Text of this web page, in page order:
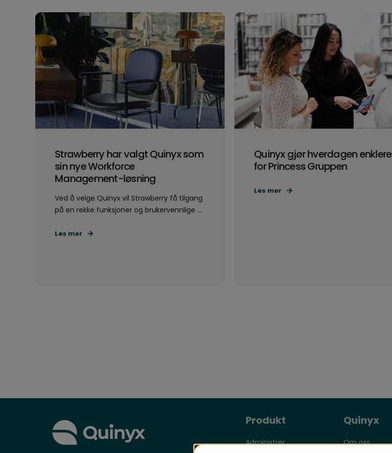
Strawberry har valgt Quinyx som
sin nye Workforce
Management-løsning
Ved å velge Quinyx vil Strawberry få tilgang
på en rekke funksjoner og brukervennlige ...
Les mer
Quinyx gjør hverdagen enklere
for Princess Gruppen
Les mer
Produkt
Administrer
Quinyx
Om oss